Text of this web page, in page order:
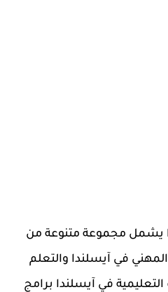
يشمل مجموعة متنوعة من
في آيسلندا والتعلم
في آيسلندا برامج